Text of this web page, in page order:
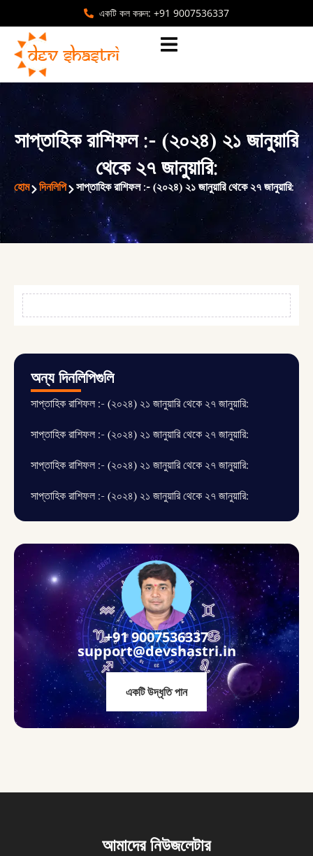
একটি কল করুন: +91 9007536337
সাপ্তাহিক রাশিফল :- (২০২৪) ২১ জানুয়ারি
থেকে ২৭ জানুয়ারি:
হোম দিনলিপি সাপ্তাহিক রাশিফল :- (২০২৪) ২১ জানুয়ারি থেকে ২৭ জানুয়ারি:
অন্য দিনলিপিগুলি
সাপ্তাহিক রাশিফল :- (২০২৪) ২১ জানুয়ারি থেকে ২৭ জানুয়ারি:
সাপ্তাহিক রাশিফল :- (২০২৪) ২১ জানুয়ারি থেকে ২৭ জানুয়ারি:
সাপ্তাহিক রাশিফল :- (২০২৪) ২১ জানুয়ারি থেকে ২৭ জানুয়ারি:
সাপ্তাহিক রাশিফল :- (২০২৪) ২১ জানুয়ারি থেকে ২৭ জানুয়ারি:
+91 9007536337
support@devshastri.in
একটি উদ্ধৃতি পান
আমাদের নিউজলেটার